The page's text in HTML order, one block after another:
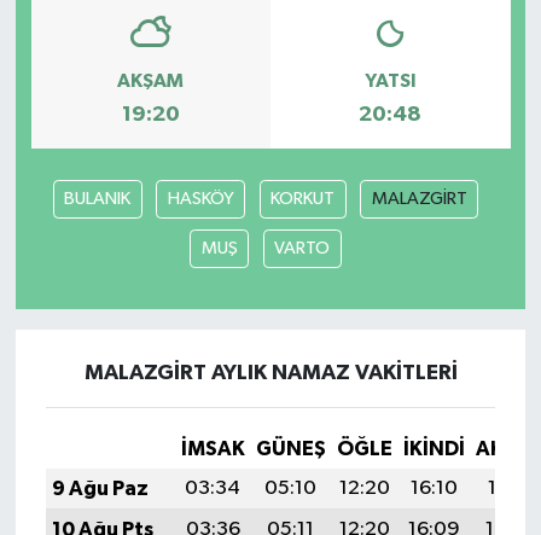
AKŞAM
19:20
YATSI
20:48
BULANIK HASKÖY KORKUT MALAZGİRT
MUŞ VARTO
MALAZGİRT AYLIK NAMAZ VAKITLERI
İMSAK GÜNEŞ ÖĞLE İKINDI
9 Ağu Paz
03:34 05:10 12:20 16:10
19:21
10 Ağu Pts
03:36 05:11 12:20 16:09
19:20
Türkiye Basketbol Ligi
Kadınlar Basketbol Ligi
Diğer Basketbol Ligleri
Formula 1
Atletizm
At Yarışı